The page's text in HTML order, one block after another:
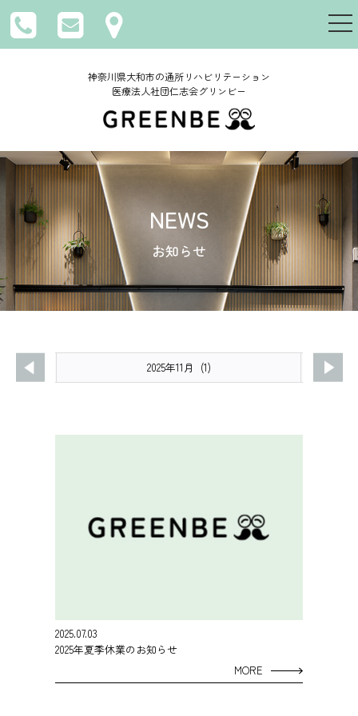
神奈川県大和市の通所リハビリテーション
医療法人社団仁志会グリンビー
NEWS
お知らせ
2025年11月 (1)
2025.07.03
2025年夏季休業のお知らせ
MORE